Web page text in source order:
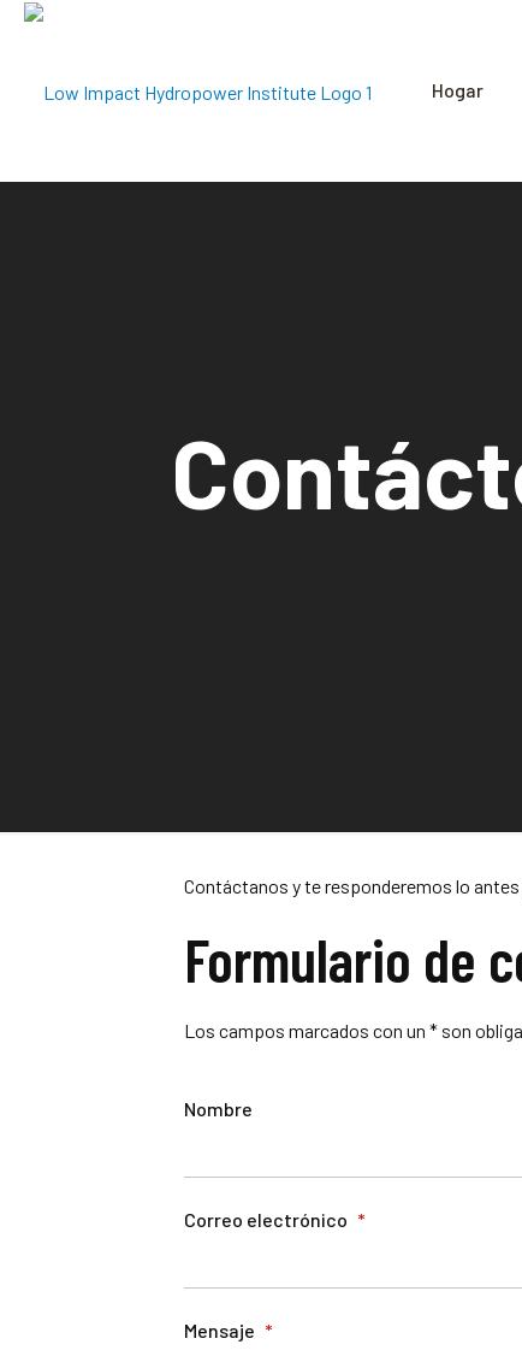
Hogar
Contáctanos y te responderemos lo
Formulario de
Los campos marcados con un * son
Nombre
Correo electrónico *
Mensaje *